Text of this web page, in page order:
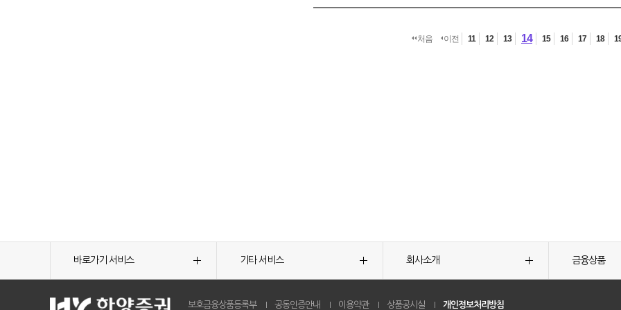
처음 이전 11 12 13 14 15 16 17 18
바로가기 서비스 기타 서비스 회사소개 금융상품
보호금융상품등록부 공동인증안내 이용약관 상품공시실 개인정보처리방침